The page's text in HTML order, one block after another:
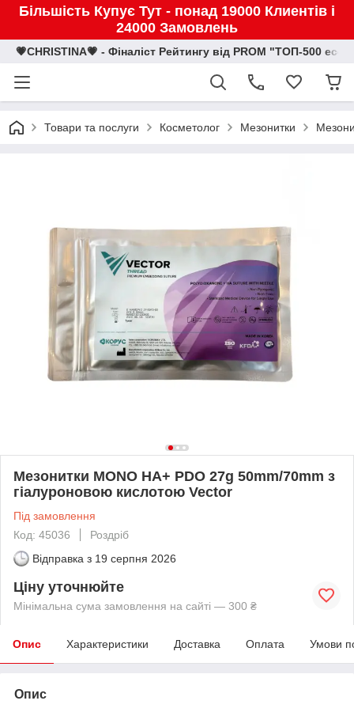
Більшість Купує Тут - понад 19000 Клиентів і
24000 Замовлень
💗CHRISTINA💗 - Фіналіст Рейтингу від PROM "ТОП-500
Товари та послуги Косметолог Мезонитки
Мезонитки MONO HA+ PDO 27g 50mm/70mm з
гіалуроновою кислотою Vector
Під замовлення
Код: 45036
Роздріб
Відправка з 19 серпня 2026
Ціну уточнюйте
Мінімальна сума замовлення на сайті — 300 ₴
Опис Характеристики Доставка Оплата Умови
Опис